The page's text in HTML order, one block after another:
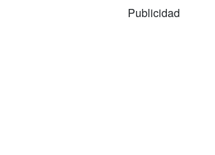
Publicidad